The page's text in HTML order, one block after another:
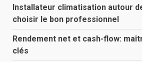
Installateur climatisation autour
choisir le bon professionnel
Rendement net et cash-flow:
clés